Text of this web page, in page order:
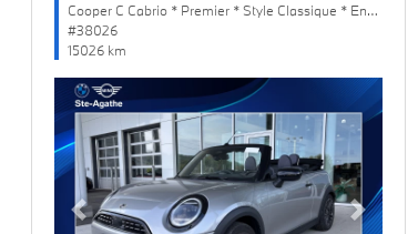
Cooper C Cabrio * Premier * Style Classique * Ens. Confort
#38026
15026 km
Previous Next